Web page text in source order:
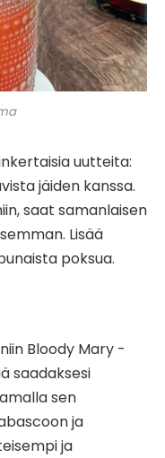
​​​​uutteita:
jäiden kanssa.
saat samanlaisen
Lisää
poksua.
Bloody Mary -
saadaksesi
sen
ja
ja